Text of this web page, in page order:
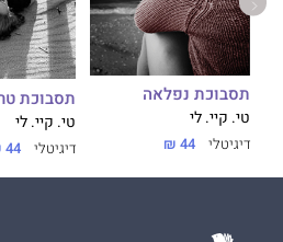
תסבוכת נפלאה
טי. קיי. לי
דיגיטלי 44 ₪
תסבוכת
טי. קיי. לי
דיגיטלי 44 ₪